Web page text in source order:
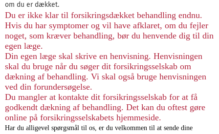
om du er dækket.
Du er ikke klar til forsikringsdækket behandling endnu.
Hvis du har symptomer og vil have afklaret, om du fejler
noget, som kræver behandling, bør du henvende dig til din
egen læge.
Din egen læge skal skrive en henvisning. Henvisningen
skal du bruge når du søger dit forsikringsselskab om
dækning af behandling. Vi skal også bruge henvisningen
ved din forundersøgelse.
Du mangler at kontakte dit forsikringsselskab for at få
godkendt dækning af behandling. Det kan du oftest gøre
online på forsikringsselskabets hjemmeside.
Har du alligevel spørgsmål til os, er du velkommen til at sende dine